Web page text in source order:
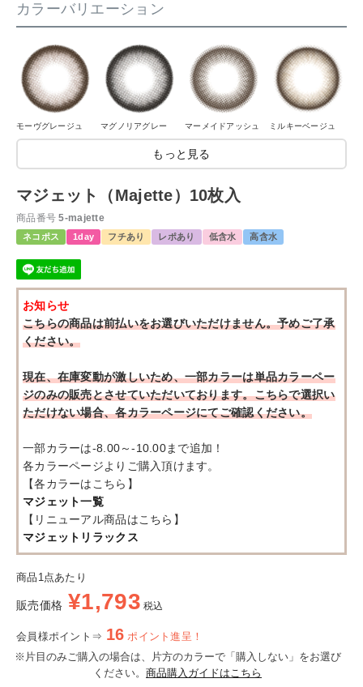
カラーバリエーション
モーヴグレージュ マグノリアグレー マーメイドアッシュ ミルキーベージュ
もっと見る
マジェット（Majette）10枚入
商品番号 5-majette
ネコポス 1day フチあり レポあり 低含水 高含水
お知らせ
こちらの商品は前払いをお選びいただけません。予めご了承
ください。
現在、在庫変動が激しいため、一部カラーは単品カラーペー
ジのみの販売とさせていただいております。こちらで選択い
ただけない場合、各カラーページにてご確認ください。
一部カラーは-8.00～-10.00まで追加！
各カラーページよりご購入頂けます。
【各カラーはこちら】
マジェット一覧
【リニューアル商品はこちら】
マジェットリラックス
商品1点あたり
販売価格 ¥1,793 税込
会員様ポイント⇒ 16 ポイント進呈！
※片目のみご購入の場合は、片方のカラーで「購入しない」をお選び
ください。 商品購入ガイドはこちら